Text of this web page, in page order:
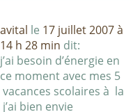
avital le 17 juillet 2007 à
14 h 28 min dit:
j’ai besoin d’énergie en
ce moment avec mes 5
scolaires à la
bien envie